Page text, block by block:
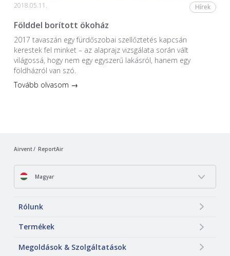
2018.05.11. Hírek
Földdel borított ökoház
2017 tavaszán egy fürdőszobai szellőztetés kapcsán
kerestek fel minket – az alaprajz vizsgálata során vált
világossá, hogy nem egy egyszerű lakásról, hanem egy
földházról van szó.
Tovább olvasom →
Airvent ReportAir
Magyar
Rólunk
Termékek
Megoldások & Szolgáltatások